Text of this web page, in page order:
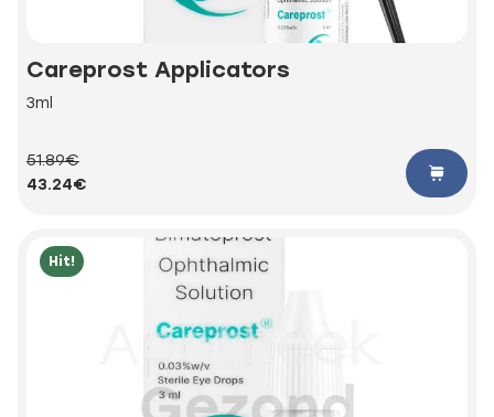
Careprost Applicators
3ml
51.89€
43.24€
Hit!